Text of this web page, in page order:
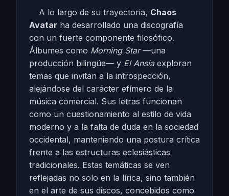
A lo largo de su trayectoria, Chaos
Avatar ha desarrollado una discografía
con un fuerte componente filosófico.
Álbumes como Morning Star—una
producción bilingüe— y El Ansiaexploran
temas que invitan a la introspección,
alejándose del carácter efímero de la
música comercial. Sus letras funcionan
como un cuestionamiento al estilo de vida
moderno y a la falta de duda en la sociedad
occidental, manteniendo una postura crítica
frente a las estructuras eclesiásticas
tradicionales. Estas temáticas se ven
reflejadas no solo en la lírica, sino también
en el arte de sus discos, concebidos como